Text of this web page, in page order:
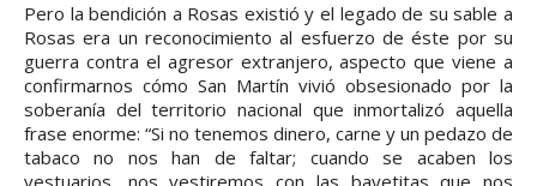
Pero la bendición a Rosas existió y el legado de su sable a
Rosas era un reconocimiento al esfuerzo de éste por su
guerra contra el agresor extranjero, aspecto que viene a
confirmarnos cómo San Martín vivió obsesionado por la
soberanía del territorio nacional que inmortalizó aquella
frase enorme: “Si no tenemos dinero, carne y un pedazo de
tabaco no nos han de faltar; cuando se acaben los